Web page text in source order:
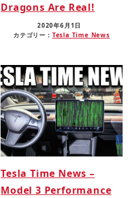
Dragons Are Real!
2020年6月1日
カテゴリー： Tesla Time News
Tesla Time News –
Model 3 Performance